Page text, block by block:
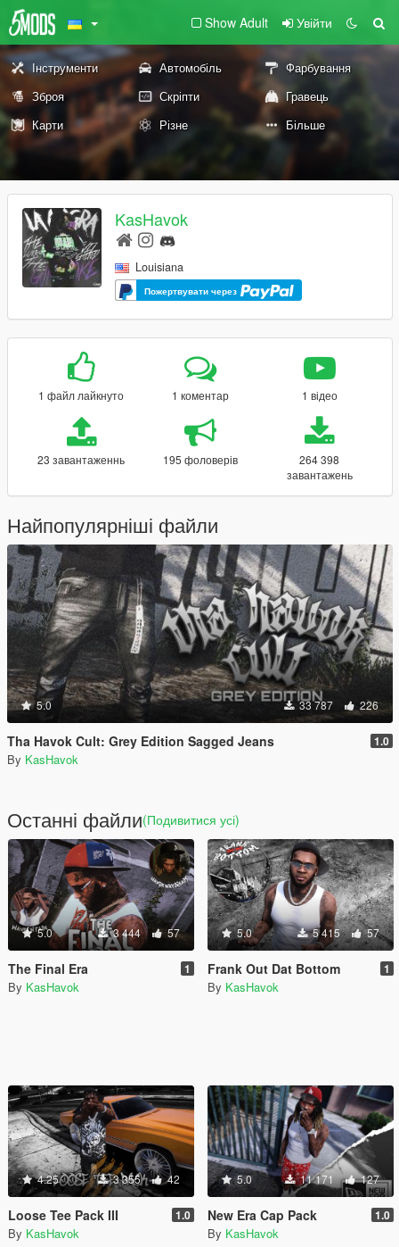
Show Adult Увійти
Інструменти Автомобіль
Фарбування
Зброя
Скріпти
Гравець
Карти
Різне Більше
KasHavok
Louisiana
Пожертвувати через
1 файл лайкнуто 1 коментар 1 відео
23 завантаженнь 195 фоловерів
264 398
завантажень
Найпопулярніші файли
5.0 33 787 226
Tha Havok Cult: Grey Edition Sagged Jeans 1.0
By KasHavok
Останні файли(Подивитися усі)
5.0 3 444 57
The Final Era 1
By KasHavok
5.0 5 415 57
Frank Out Dat Bottom 1
By KasHavok
4.25 3 355 42
Loose Tee Pack III 1.0
By KasHavok
5.0 11 171 127
New Era Cap Pack 1.0
By KasHavok